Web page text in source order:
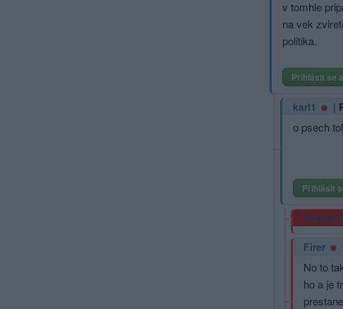
v tomhle
na vek
politika.
Přihlásit se
karl1 |
o psech
Přihlásit
Firer
No to
ho a je